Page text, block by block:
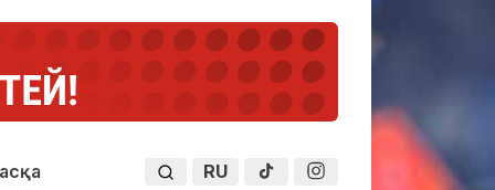
RU